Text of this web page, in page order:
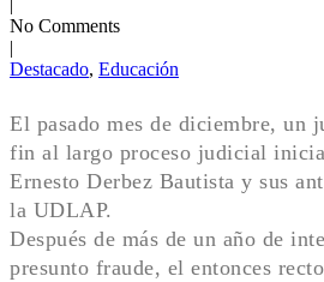
No Comments
|
Destacado, Educación
El pasado mes de diciembre, un
fin al largo proceso judicial
Ernesto Derbez Bautista y sus
la UDLAP.
Después de más de un año de
presunto fraude, el entonces